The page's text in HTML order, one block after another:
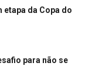
etapa da Copa do
para não se